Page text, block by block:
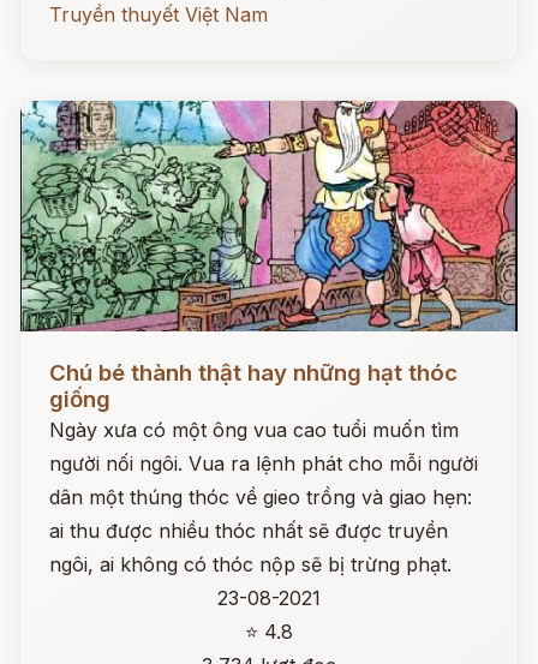
Truyền thuyết Việt Nam
Chú bé thành thật hay những hạt thóc
giống
Ngày xưa có một ông vua cao tuổi muốn tìm
người nối ngôi. Vua ra lệnh phát cho mỗi người
dân một thúng thóc về gieo trồng và giao hẹn:
ai thu được nhiều thóc nhất sẽ được truyền
ngôi, ai không có thóc nộp sẽ bị trừng phạt.
23-08-2021
⭐ 4.8